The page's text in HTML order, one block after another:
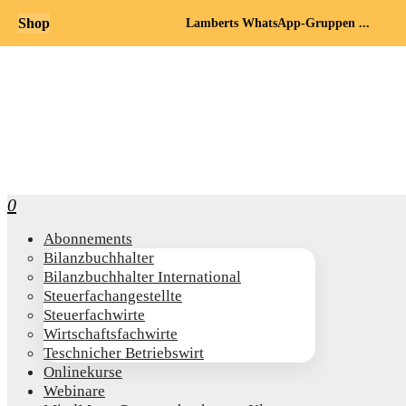
0
Abon­ne­ments
Bilanz­buch­hal­ter
Bilanz­buch­hal­ter International
Steu­er­fach­an­ge­stell­te
Steu­er­fach­wir­te
Wirt­schafts­fach­wir­te
Teschni­cher Betriebswirt
Online­kur­se
Web­i­na­re
Shop Lamberts WhatsApp-Gruppen ...